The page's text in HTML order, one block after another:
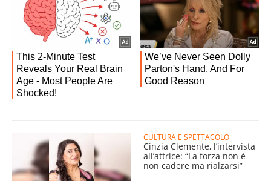
CULTURA E SPETTACOLO
Cinzia Clemente, l’intervista
all’attrice: “La forza non è
non cadere ma rialzarsi”